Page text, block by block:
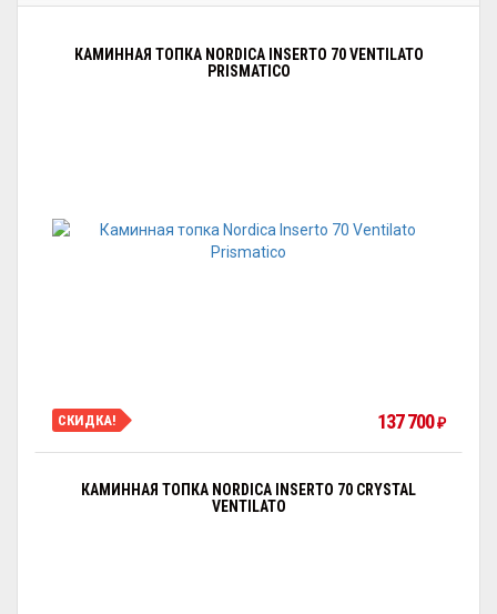
КАМИННАЯ ТОПКА NORDICA INSERTO 70 VENTILATO
PRISMATICO
СКИДКА! 137 700₽
КАМИННАЯ ТОПКА NORDICA INSERTO 70 CRYSTAL
VENTILATO